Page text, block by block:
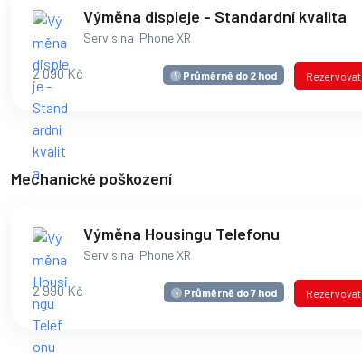
Výměna displeje - Standardní kvalita
Servis na iPhone XR
2 090 Kč Průměrně do 2 hod Rezervovat
Mechanické poškození
Výměna Housingu Telefonu
Servis na iPhone XR
2 990 Kč Průměrně do 7 hod Rezervovat